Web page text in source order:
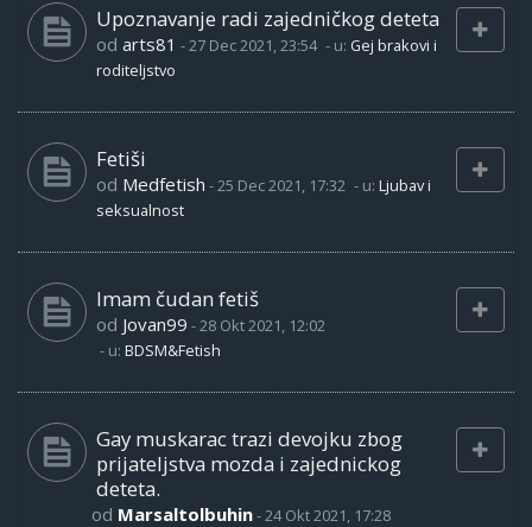
Upoznavanje radi zajedničkog deteta
od arts81 -27 Dec 2021, 23:54 - u: Gej brakovi i
roditeljstvo
Fetiši
od Medfetish -25 Dec 2021, 17:32 - u: Ljubav i
seksualnost
Imam čudan fetiš
od Jovan99 -28 Okt 2021, 12:02
- u: BDSM&Fetish
Gay muskarac trazi devojku zbog
prijateljstva mozda i zajednickog
deteta.
od Marsaltolbuhin-24 Okt 2021, 17:28